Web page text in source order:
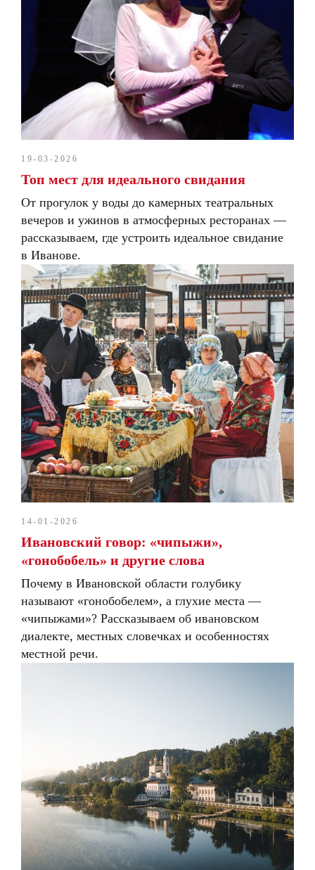
19-03-2026
Топ мест для идеального свидания
От прогулок у воды до камерных театральных
вечеров и ужинов в атмосферных ресторанах —
рассказываем, где устроить идеальное свидание
в Иванове.
14-01-2026
Ивановский говор: «чипыжи»,
«гонобобель» и другие слова
Почему в Ивановской области голубику
называют «гонобобелем», а глухие места —
«чипыжами»? Рассказываем об ивановском
диалекте, местных словечках и особенностях
местной речи.